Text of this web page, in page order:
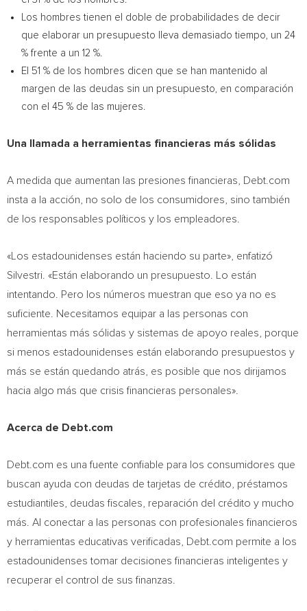
Los hombres tienen el doble de probabilidades de decir
que elaborar un presupuesto lleva demasiado tiempo, un 24
% frente a un 12 %.
El 51 % de los hombres dicen que se han mantenido al
margen de las deudas sin un presupuesto, en comparación
con el 45 % de las mujeres.
Una llamada a herramientas financieras más sólidas
A medida que aumentan las presiones financieras, Debt.com
insta a la acción, no solo de los consumidores, sino también
de los responsables políticos y los empleadores.
«Los estadounidenses están haciendo su parte», enfatizó
Silvestri. «Están elaborando un presupuesto. Lo están
intentando. Pero los números muestran que eso ya no es
suficiente. Necesitamos equipar a las personas con
herramientas más sólidas y sistemas de apoyo reales, porque
si menos estadounidenses están elaborando presupuestos y
más se están quedando atrás, es posible que nos dirijamos
hacia algo más que crisis financieras personales».
Acerca de Debt.com
Debt.com es una fuente confiable para los consumidores que
buscan ayuda con deudas de tarjetas de crédito, préstamos
estudiantiles, deudas fiscales, reparación del crédito y mucho
más. Al conectar a las personas con profesionales financieros
y herramientas educativas verificadas, Debt.com permite a los
estadounidenses tomar decisiones financieras inteligentes y
recuperar el control de sus finanzas.